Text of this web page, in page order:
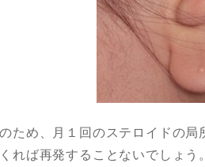
ため、月１回のステロイドの局
れば再発することないでしょう。